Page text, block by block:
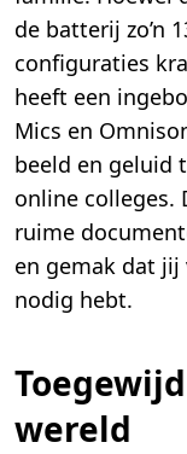
de batterij zo’n
configuraties
heeft een
Mics en
beeld en geluid
online colleges.
ruime
en gemak dat
nodig hebt.
wereld